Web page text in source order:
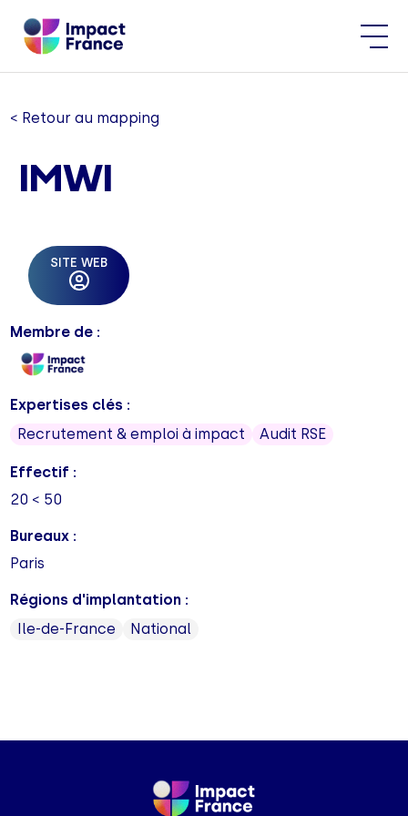
< Retour au mapping
IMWI
SITE WEB
Membre de :
Expertises clés :
Recrutement & emploi à impact
Audit RSE
Effectif :
20 < 50
Bureaux :
Paris
Régions d'implantation :
Ile-de-France
National